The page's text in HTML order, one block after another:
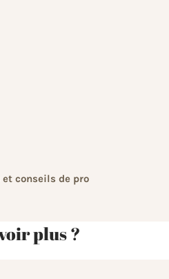
conseils de pro
plus ?